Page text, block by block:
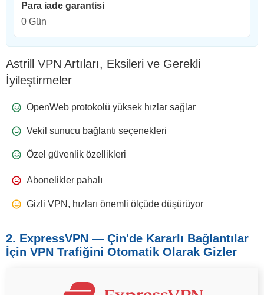
Para iade garantisi
0 Gün
Astrill VPN Artıları, Eksileri ve Gerekli
İyileştirmeler
OpenWeb protokolü yüksek hızlar sağlar
Vekil sunucu bağlantı seçenekleri
Özel güvenlik özellikleri
Abonelikler pahalı
Gizli VPN, hızları önemli ölçüde düşürüyor
2. ExpressVPN — Çin'de Kararlı Bağlantılar
İçin VPN Trafiğini Otomatik Olarak Gizler